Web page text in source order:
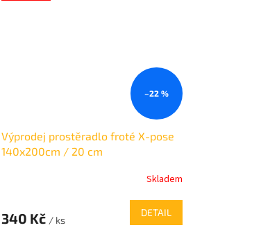
–22 %
Výprodej prostěradlo froté X-pose
140x200cm / 20 cm
Skladem
340 Kč / ks
DETAIL